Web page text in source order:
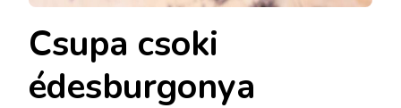
Csupa csoki
édesburgonya